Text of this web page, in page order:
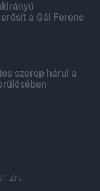
a Gál Ferenc
szerep hárul a
Zrt.